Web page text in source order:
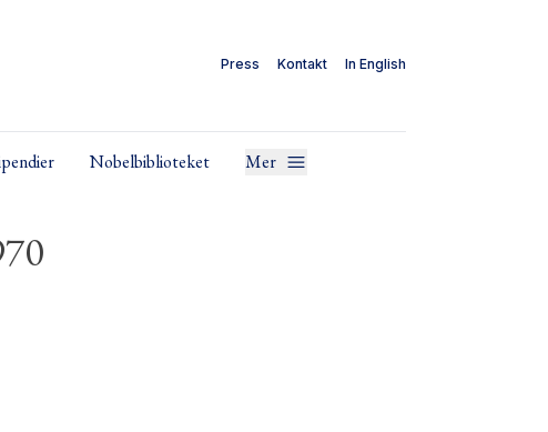
Press Kontakt In English
Nobelbiblioteket Mer